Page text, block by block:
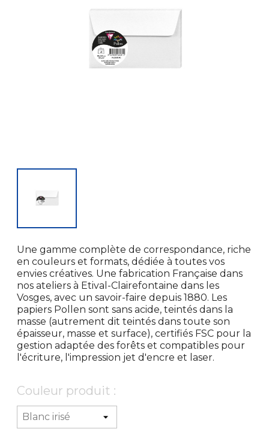
Une gamme complète de correspondance, riche
en couleurs et formats, dédiée à toutes vos
envies créatives. Une fabrication Française dans
nos ateliers à Etival-Clairefontaine dans les
Vosges, avec un savoir-faire depuis 1880. Les
papiers Pollen sont sans acide, teintés dans la
masse (autrement dit teintés dans toute son
épaisseur, masse et surface), certifiés FSC pour la
gestion adaptée des forêts et compatibles pour
l'écriture, l'impression jet d'encre et laser.
Couleur produit :